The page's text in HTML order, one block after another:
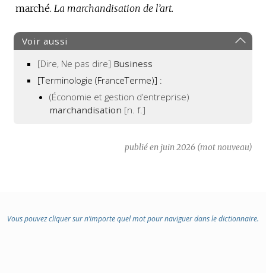
marché. La marchandisation de l’art.
Voir aussi
[Dire, Ne pas dire] Business
[Terminologie (FranceTerme)] :
(Économie et gestion d’entreprise)
marchandisation [n. f.]
publié en juin 2026 (mot nouveau)
Vous pouvez cliquer sur n’importe quel mot pour naviguer dans le dictionnaire.